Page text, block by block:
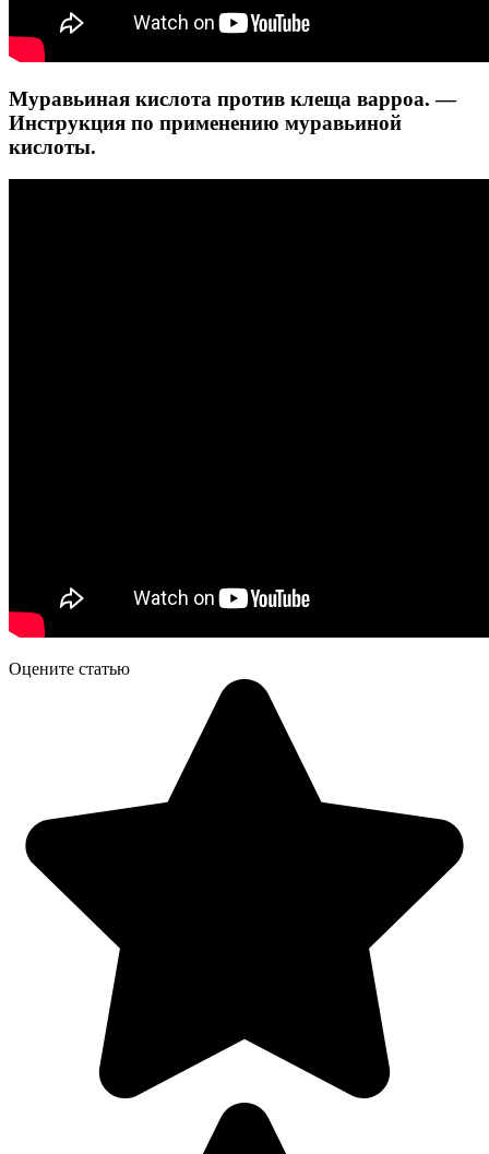
Муравьиная кислота против клеща варроа. —
Инструкция по применению муравьиной
кислоты.
Оцените статью